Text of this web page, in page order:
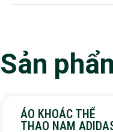
Sản
ÁO KHOÁC THỂ
THAO NAM